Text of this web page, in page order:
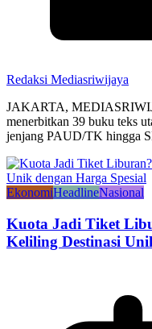
Redaksi Mediasriwijaya
JAKARTA,
menerbitkan 39 buku teks
jenjang PAUD/TK hingga
EkonomiHeadlineNasional
Kuota Jadi Tiket
Keliling Destinasi